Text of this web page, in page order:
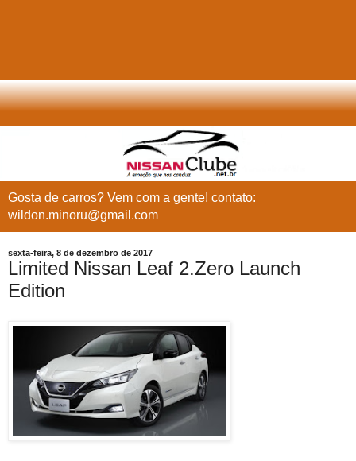
Gosta de carros? Vem com a gente! contato:
wildon.minoru@gmail.com
sexta-feira, 8 de dezembro de 2017
Limited Nissan Leaf 2.Zero Launch
Edition